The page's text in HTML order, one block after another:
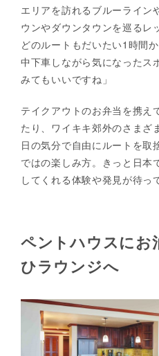
エリアを訪れるブルーライン
ウンやダウンタウンを巡るレ
どのルートもだいたい1時間
中下車しながら気になったス
みてもいいですね」
テイクアウトのお弁当を携え
たり、ワイキキ郊外のさまざ
日の気分で自由にルートを取
ではの楽しみ方。きっと日本
してくれる体験や発見が待っ
ペントハウスにお
ひラウンジへ